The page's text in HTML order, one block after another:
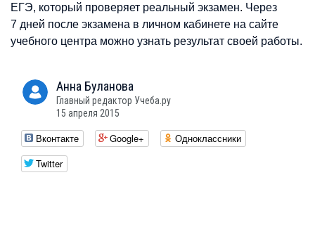
ЕГЭ, который проверяет реальный экзамен. Через
7 дней после экзамена в личном кабинете на сайте
учебного центра можно узнать результат своей работы.
Анна Буланова
Главный редактор Учеба.ру
15 апреля 2015
Вконтакте Google+
Одноклассники
Twitter